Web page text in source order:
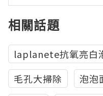
相關話題
laplanete抗氧亮白
毛孔大掃除
泡泡